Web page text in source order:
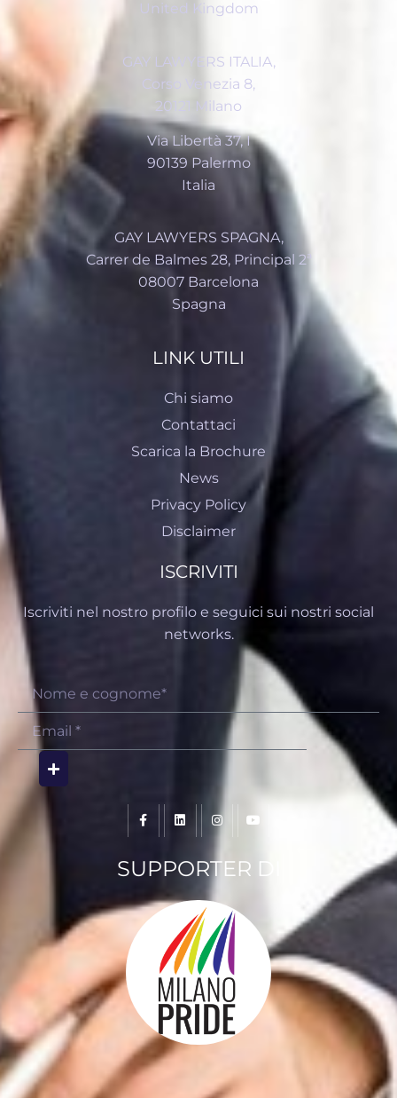
United Kingdom
GAY LAWYERS ITALIA,
Corso Venezia 8,
20121 Milano
Via Libertà 37, I
90139 Palermo
Italia
GAY LAWYERS SPAGNA,
Carrer de Balmes 28, Principal 2ª
08007 Barcelona
Spagna
LINK UTILI
Chi siamo
Contattaci
Scarica la Brochure
News
Privacy Policy
Disclaimer
ISCRIVITI
Iscriviti nel nostro profilo e seguici sui nostri social
networks.
SUPPORTER DI